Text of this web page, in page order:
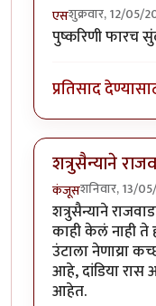
एसशुक्रवार, 12/05/
पुष्करिणी फारच
प्रतिसाद
शत्रुसैन्याने
कंजूसशनिवार, 13/
शत्रुसैन्याने
काही केलं नाही
उंटाला नेणाय्रा
आहे, दांडिया रास
आहेत.